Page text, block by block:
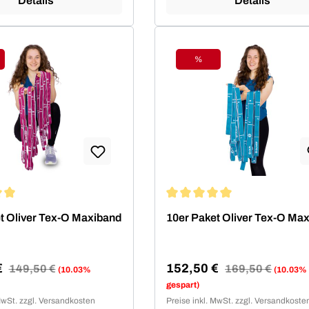
Oliver Tex-O Maxiband
Regulärer Preis:
149,50 € (10.03%
zzgl. Versandkosten
Rabatt
%
10er Paket Oliver Tex-O
Verkaufspreis:
152,50 € Regulärer Preis:
169,50 € (10.03%
gespart)
Preise inkl. MwSt. zzgl.